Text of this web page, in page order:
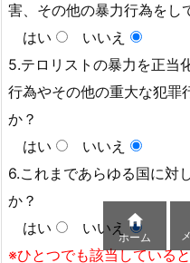
害、その他の暴力行為をし
はい
いいえ
5.テロリストの暴力を正当
行為やその他の重大な犯罪
か？
はい
いいえ
6.これまであらゆる国に対
か？
はい
いいえ
※ひとつでも該当している

ホーム